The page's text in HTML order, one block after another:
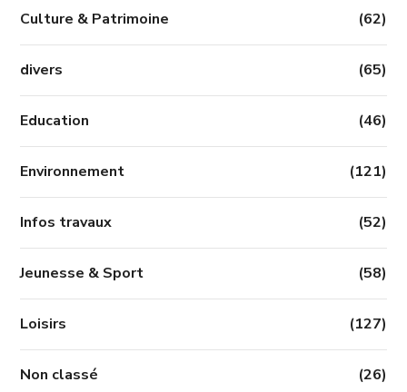
Culture & Patrimoine (62)
divers (65)
Education (46)
Environnement (121)
Infos travaux (52)
Jeunesse & Sport (58)
Loisirs (127)
Non classé (26)